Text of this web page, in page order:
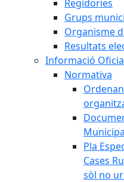
Regidories
Grups
Organisme
Resultats
Informació
Normativa
Pla
Cases
sòl no